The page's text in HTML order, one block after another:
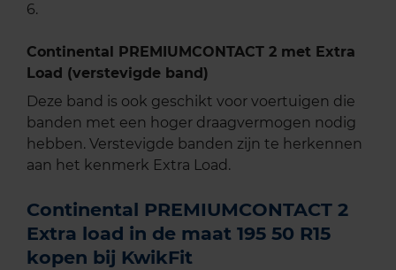
6.
Continental PREMIUMCONTACT 2 met Extra
Load (verstevigde band)
Deze band is ook geschikt voor voertuigen die
banden met een hoger draagvermogen nodig
hebben. Verstevigde banden zijn te herkennen
aan het kenmerk Extra Load.
Continental PREMIUMCONTACT 2
Extra load in de maat 195 50 R15
kopen bij KwikFit